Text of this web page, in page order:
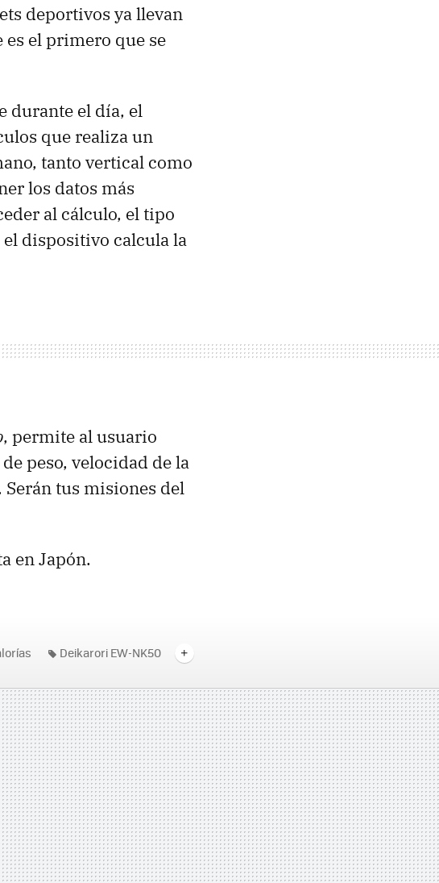
deportivos ya llevan
el primero que se
durante el día, el
que realiza un
tanto vertical como
los datos más
al cálculo, el tipo
dispositivo calcula la
, permite al usuario
peso, velocidad de la
tus misiones del
en Japón.
Deikarori EW-NK50